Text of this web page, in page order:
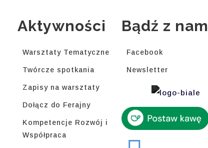
Aktywności
Warsztaty Tematyczne
Twórcze spotkania
Zapisy na warsztaty
Dołącz do Ferajny
Kompetencje Rozwój i
Współpraca
Bądź z
Facebook
Newsletter